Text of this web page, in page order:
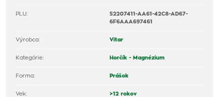
PLU:
52207411-AA61-42C8-AD67-
6F6AAA697461
Výrobca: Vitar
Kategórie: Horčík - Magnézium
Forma: Prášok
Vek: >12 rokov